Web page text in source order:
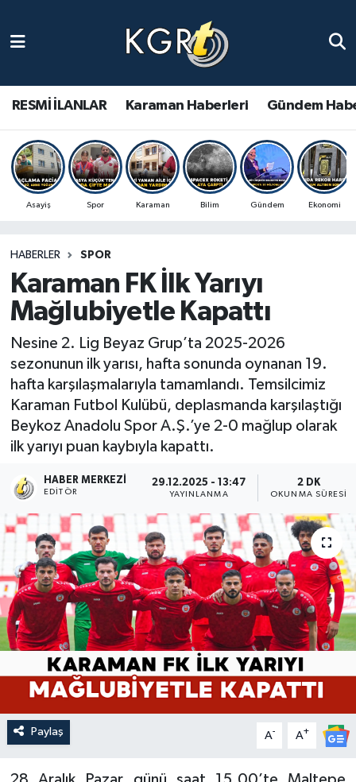
RESMİ İLANLAR Karaman Haberleri Gündem
Asayiş Spor Karaman Bilim Gündem Ekonomi
HABERLER SPOR
Karaman FK İlk Yarıyı
Mağlubiyetle Kapattı
Nesine 2. Lig Beyaz Grup’ta 2025-2026
sezonunun ilk yarısı, hafta sonunda oynanan 19.
hafta karşılaşmalarıyla tamamlandı. Temsilcimiz
Karaman Futbol Kulübü, deplasmanda karşılaştığı
Beykoz Anadolu Spor A.Ş.’ye 2-0 mağlup olarak
ilk yarıyı puan kaybıyla kapattı.
HABER MERKEZI
EDITÖR
29.12.2025 - 13:47
YAYINLANMA
2 DK
OKUNMA SÜRESI
Paylaş A- A+
Gündem Haberleri
Güncel Haberler
Spor Haberleri
Ulusal Haberler
Vefat Edenler